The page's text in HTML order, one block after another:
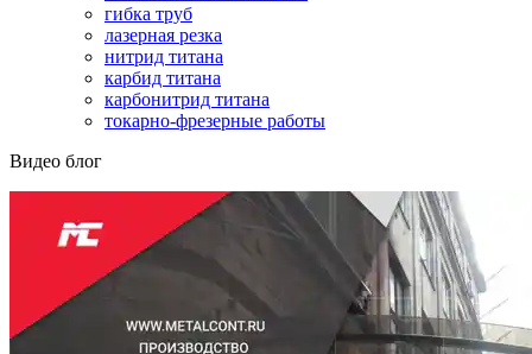
гибка труб
лазерная резка
нитрид титана
карбид титана
карбонитрид титана
токарно-фрезерные работы
Видео блог